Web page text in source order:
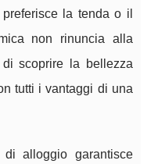
la tenda o il
non rinuncia alla
scoprire la bellezza
tutti i vantaggi di una
alloggio garantisce